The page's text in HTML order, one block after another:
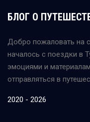
БЛОГ О
Добро пожаловать на
началось с поездки в
эмоциями и
отправляться в
2020 - 2026